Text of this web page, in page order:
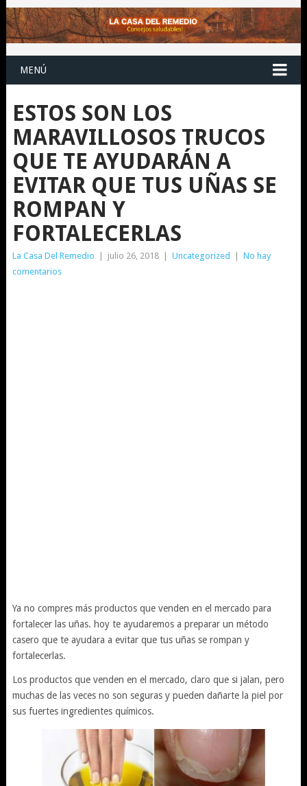
MENÚ
ESTOS SON LOS
MARAVILLOSOS TRUCOS
QUE TE AYUDARÁN A
EVITAR QUE TUS UÑAS SE
ROMPAN Y
FORTALECERLAS
La Casa Del Remedio julio 26, 2018 Uncategorized
No hay
comentarios
Ya no compres más productos que venden en el mercado para
fortalecer las uñas. hoy te ayudaremos a preparar un método
casero que te ayudara a evitar que tus uñas se rompan y
fortalecerlas.
Los productos que venden en el mercado, claro que si jalan, pero
muchas de las veces no son seguras y pueden dañarte la piel por
sus fuertes ingredientes químicos.